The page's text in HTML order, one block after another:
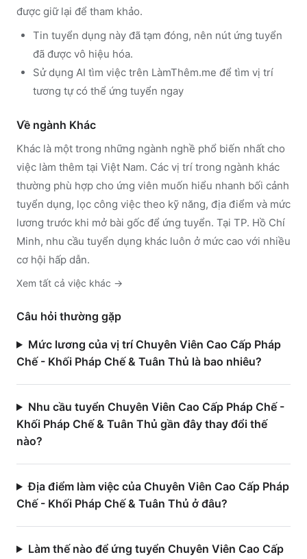
được giữ lại để tham khảo.
Tin tuyển dụng này đã tạm đóng, nên nút ứng tuyển
đã được vô hiệu hóa.
Sử dụng AI tìm việc trên LàmThêm.me để tìm vị trí
tương tự có thể ứng tuyển ngay
Về ngành Khác
Khác là một trong những ngành nghề phổ biến nhất cho
việc làm thêm tại Việt Nam. Các vị trí trong ngành khác
thường phù hợp cho ứng viên muốn hiểu nhanh bối cảnh
tuyển dụng, lọc công việc theo kỹ năng, địa điểm và mức
lương trước khi mở bài gốc để ứng tuyển. Tại TP. Hồ Chí
Minh, nhu cầu tuyển dụng khác luôn ở mức cao với nhiều
cơ hội hấp dẫn.
Xem tất cả việc khác →
Câu hỏi thường gặp
Mức lương của vị trí Chuyên Viên Cao Cấp Pháp
Chế - Khối Pháp Chế & Tuân Thủ là bao nhiêu?
Nhu cầu tuyển Chuyên Viên Cao Cấp Pháp Chế -
Khối Pháp Chế & Tuân Thủ gần đây thay đổi thế
nào?
Địa điểm làm việc của Chuyên Viên Cao Cấp Pháp
Chế - Khối Pháp Chế & Tuân Thủ ở đâu?
Làm thế nào để ứng tuyển Chuyên Viên Cao Cấp